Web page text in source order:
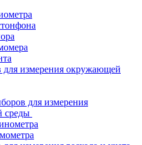
для измерения окружающей
для измерения
среды